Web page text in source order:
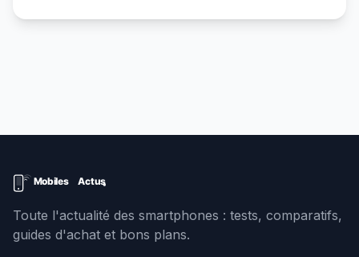
Toute l'actualité des smartphones : tests, comparatifs,
guides d'achat et bons plans.